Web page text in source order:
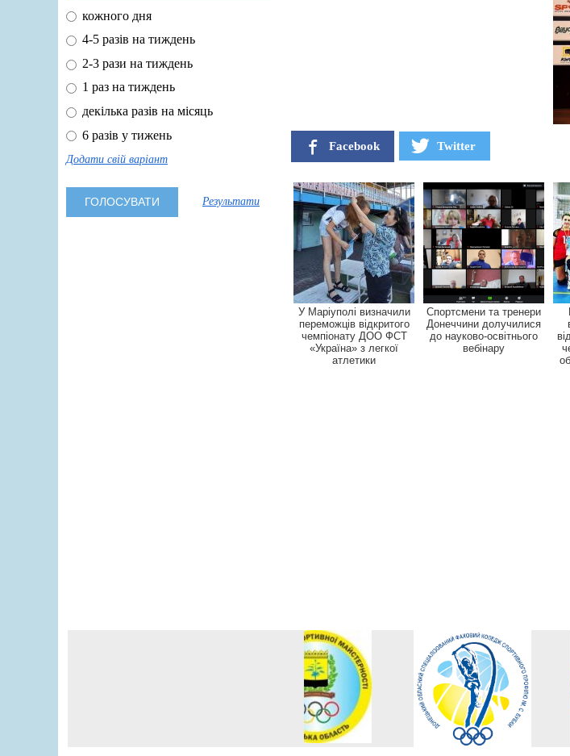
кожного дня
4-5 разів на тиждень
2-3 рази на тиждень
1 раз на тиждень
декілька разів на місяць
6 разів у тижень
Додати свій варіант
Результати
Facebook Twitter
У Маріуполі визначили
переможців відкритого
чемпіонату ДОО ФСТ
«Україна» з легкої
атлетики
Спортсмени та тренери
Донеччини долучилися
до науково-освітнього
вебінару